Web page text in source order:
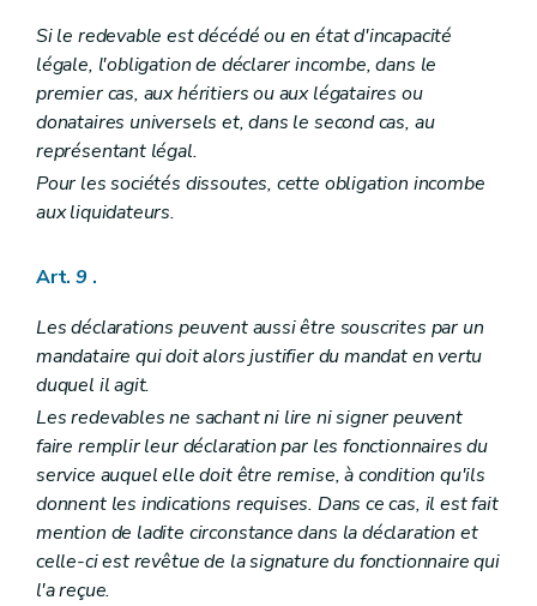
Si le redevable est décédé ou en état d'incapacité
légale, l'obligation de déclarer incombe, dans le
premier cas, aux héritiers ou aux légataires ou
donataires universels et, dans le second cas, au
représentant légal.
Pour les sociétés dissoutes, cette obligation incombe
aux liquidateurs.
Art.9.
Les déclarations peuvent aussi être souscrites par un
mandataire qui doit alors justifier du mandat en vertu
duquel il agit.
Les redevables ne sachant ni lire ni signer peuvent
faire remplir leur déclaration par les fonctionnaires du
service auquel elle doit être remise, à condition qu'ils
donnent les indications requises. Dans ce cas, il est fait
mention de ladite circonstance dans la déclaration et
celle-ci est revêtue de la signature du fonctionnaire qui
l'a reçue.